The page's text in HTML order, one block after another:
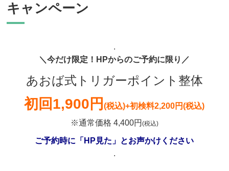
キャンペーン
.
＼今だけ限定！HPからのご予約に限り／
あおば式トリガーポイント整体
初回1,900円(税込)+初検料2,200円(税込)
※通常価格 4,400円 (税込)
ご予約時に「HP見た」とお声かけください
.